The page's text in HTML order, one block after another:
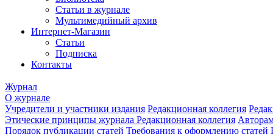
Статьи в журнале
Мультимедийный архив
Интернет-Магазин
Статьи
Подписка
Контакты
Журнал
О журнале
Учредители и участники издания Редакционная коллегия
Этические принципы журнала Редакционная коллегия
Порядок публикации статей Требования к оформлению статей